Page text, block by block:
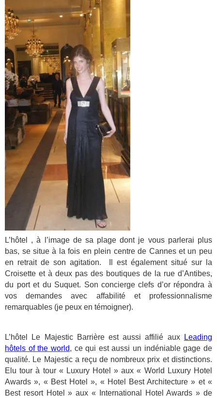
L’hôtel , à l’image de sa plage dont je vous parlerai plus
bas, se situe à la fois en plein centre de Cannes et un peu
en retrait de son agitation. Il est également situé sur la
Croisette et à deux pas des boutiques de la rue d’Antibes,
du port et du Suquet. Son concierge clefs d’or répondra à
vos demandes avec affabilité et professionnalisme
remarquables (je peux en témoigner).
L’hôtel Le Majestic Barrière est aussi affilié aux
Leading
hôtels of the world, ce qui est aussi un indéniable gage de
qualité. Le Majestic a reçu de nombreux prix et distinctions.
Elu tour à tour « Luxury Hotel » aux « World Luxury Hotel
Awards », « Best Hotel », « Hotel Best Architecture » et «
Best resort Hotel » aux « International Hotel Awards » de